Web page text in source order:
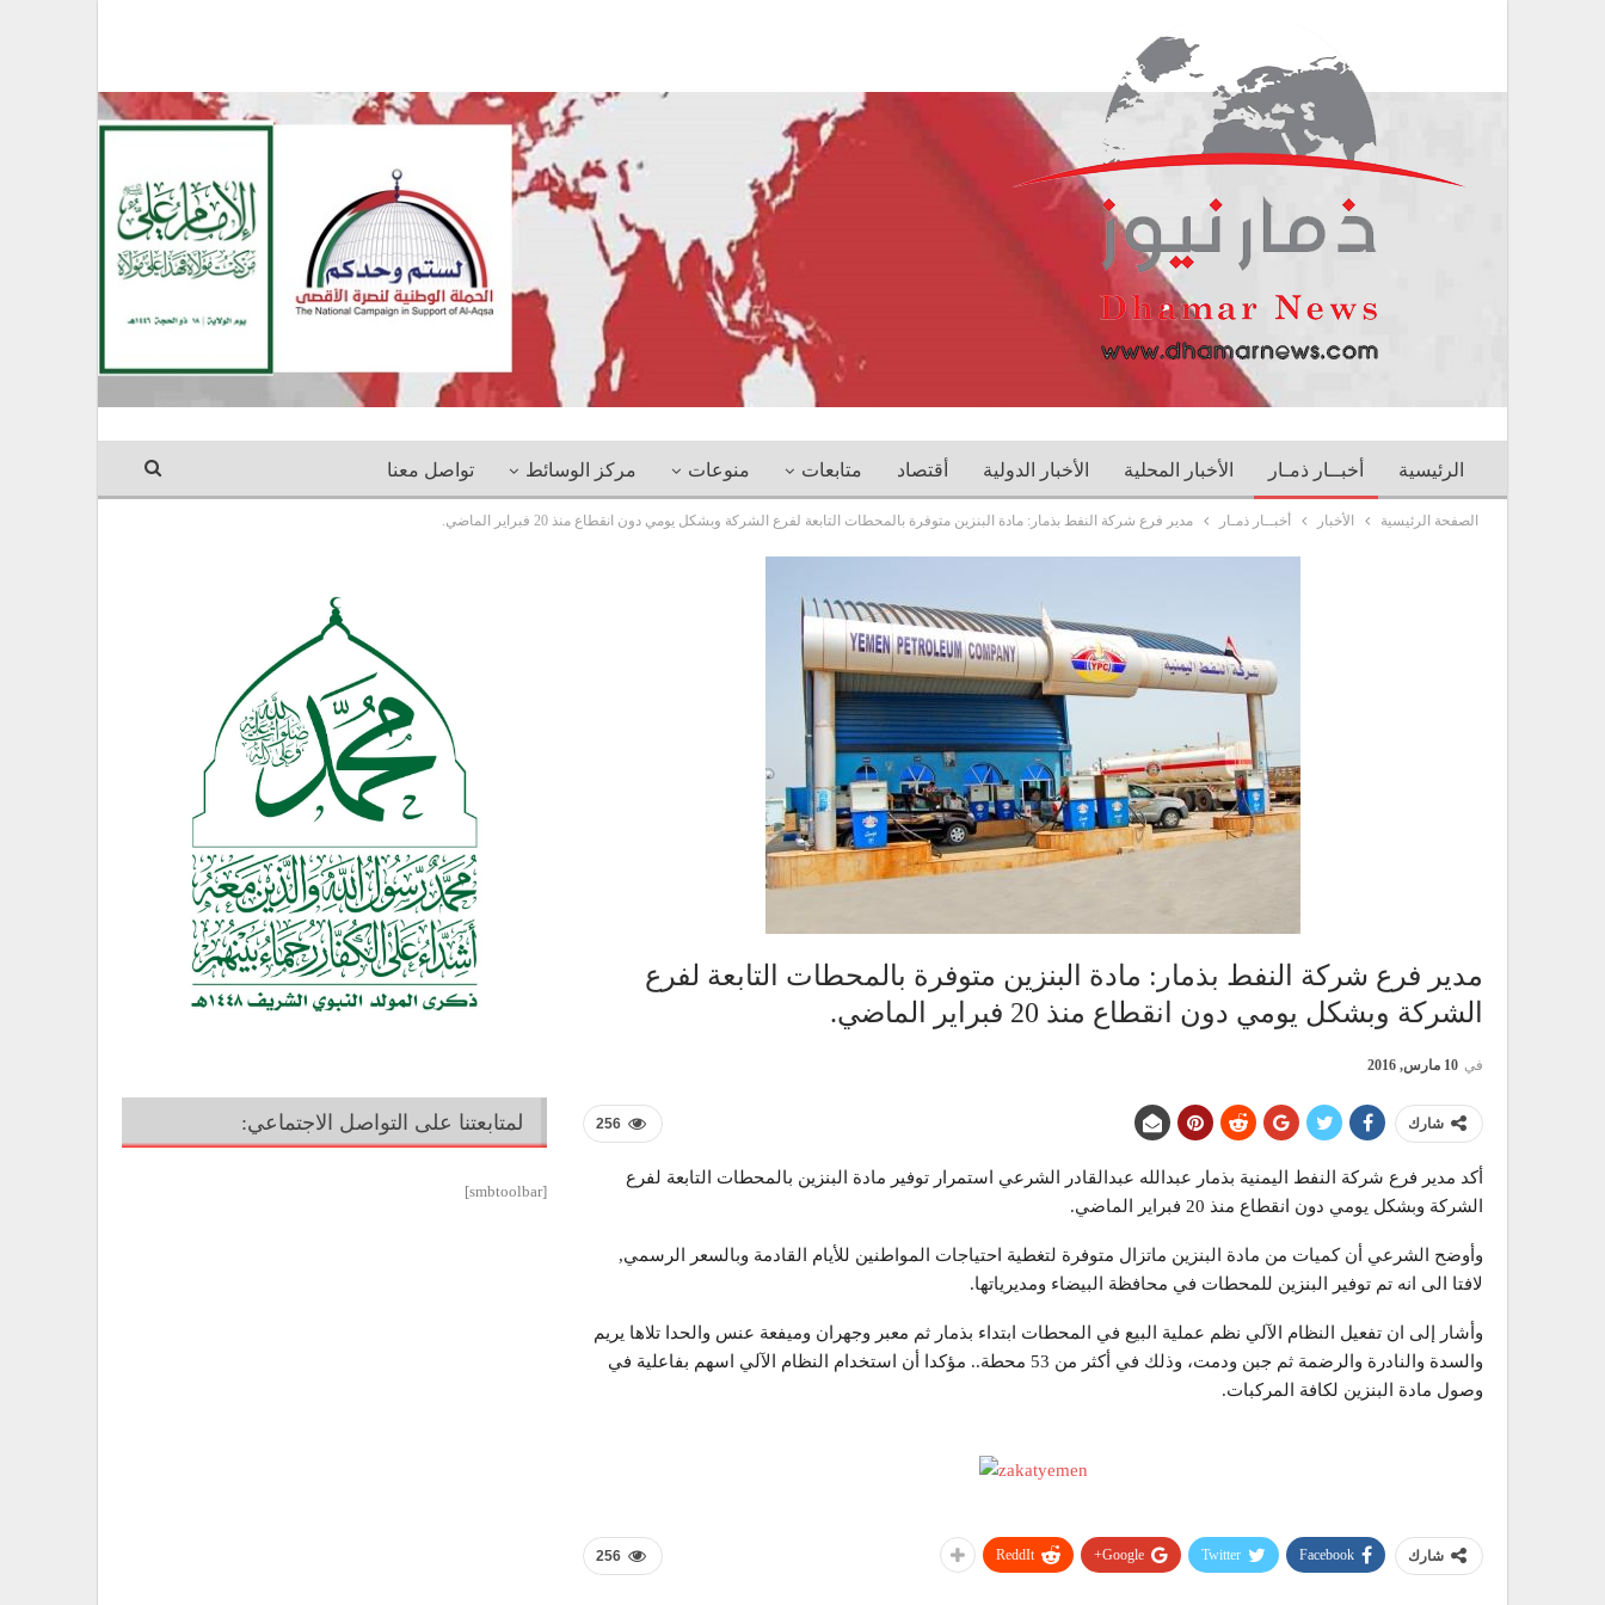
الرئيسية أخبــار ذمـار الأخبار المحلية الأخبار الدولية أقتصاد متابعات منوعات مركز الوسائط تواصل معنا
الصفحة الرئيسية الأخبار أخبــار ذمـار مدير فرع شركة النفط بذمار: مادة البنزين متوفرة بالمحطات التابعة لفرع الشركة وبشكل يومي دون انقطاع منذ 20 فبراير الماضي.
مدير فرع شركة النفط بذمار: مادة البنزين متوفرة بالمحطات التابعة لفرع
الشركة وبشكل يومي دون انقطاع منذ 20 فبراير الماضي.
في 10 مارس, 2016
256 شارك
أكد مدير فرع شركة النفط اليمنية بذمار عبدالله عبدالقادر الشرعي استمرار توفير مادة البنزين بالمحطات التابعة لفرع
الشركة وبشكل يومي دون انقطاع منذ 20 فبراير الماضي.
وأوضح الشرعي أن كميات من مادة البنزين ماتزال متوفرة لتغطية احتياجات المواطنين للأيام القادمة وبالسعر الرسمي,
لافتا الى انه تم توفير البنزين للمحطات في محافظة البيضاء ومديرياتها.
وأشار إلى ان تفعيل النظام الآلي نظم عملية البيع في المحطات ابتداء بذمار ثم معبر وجهران وميفعة عنس والحدا تلاها يريم
والسدة والنادرة والرضمة ثم جبن ودمت، وذلك في أكثر من 53 محطة.. مؤكدا أن استخدام النظام الآلي اسهم بفاعلية في
وصول مادة البنزين لكافة المركبات.
256 شارك Facebook
Twitter
Google+
ReddIt
لمتابعتنا على التواصل الاجتماعي:
[smbtoolbar]